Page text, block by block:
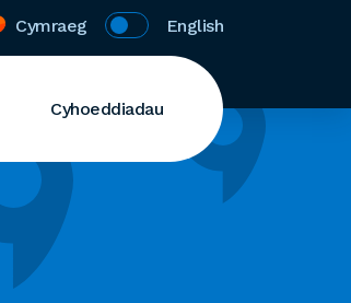
Cymraeg English
Cyhoeddiadau